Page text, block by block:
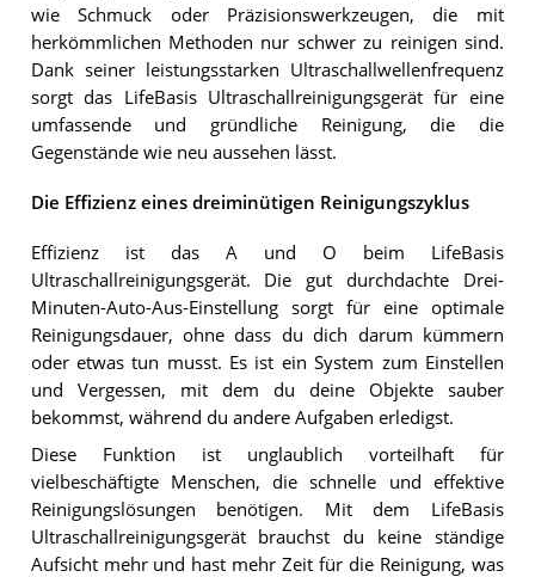
wie Schmuck oder Präzisionswerkzeugen, die mit
herkömmlichen Methoden nur schwer zu reinigen sind.
Dank seiner leistungsstarken Ultraschallwellenfrequenz
sorgt das LifeBasis Ultraschallreinigungsgerät für eine
umfassende und gründliche Reinigung, die die
Gegenstände wie neu aussehen lässt.
Die Effizienz eines dreiminütigen Reinigungszyklus
Effizienz ist das A und O beim LifeBasis
Ultraschallreinigungsgerät. Die gut durchdachte Drei-
Minuten-Auto-Aus-Einstellung sorgt für eine optimale
Reinigungsdauer, ohne dass du dich darum kümmern
oder etwas tun musst. Es ist ein System zum Einstellen
und Vergessen, mit dem du deine Objekte sauber
bekommst, während du andere Aufgaben erledigst.
Diese Funktion ist unglaublich vorteilhaft für
vielbeschäftigte Menschen, die schnelle und effektive
Reinigungslösungen benötigen. Mit dem LifeBasis
Ultraschallreinigungsgerät brauchst du keine ständige
Aufsicht mehr und hast mehr Zeit für die Reinigung, was